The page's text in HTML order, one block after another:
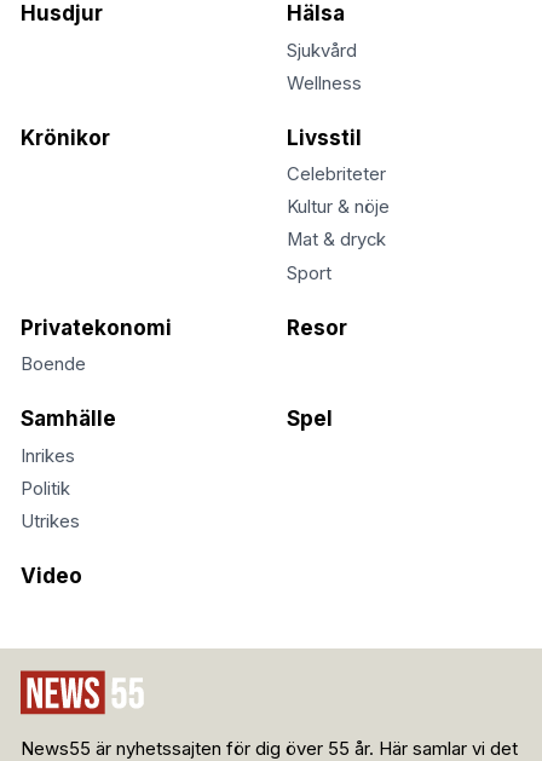
Husdjur Hälsa
Sjukvård
Wellness
Krönikor Livsstil
Celebriteter
Kultur & nöje
Mat & dryck
Sport
Privatekonomi
Boende
Resor
Samhälle
Inrikes
Politik
Utrikes
Spel
Video
News55 är nyhetssajten för dig över 55 år. Här samlar vi det